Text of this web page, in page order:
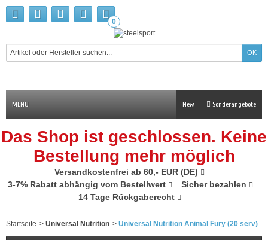
0
MENU Sonderangebote
New
Das Shop ist geschlossen. Keine
Bestellung mehr möglich
Versandkostenfrei ab 60,- EUR (DE)
3-7% Rabatt abhängig vom Bestellwert
Sicher bezahlen
14 Tage Rückgaberecht
Startseite > Universal Nutrition > Universal Nutrition Animal Fury (20 serv)